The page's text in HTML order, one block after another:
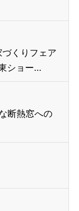
くりフェア
ショー...
断熱窓への